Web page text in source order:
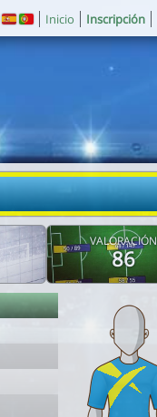
Inicio Inscripción
VALORACIÓN
86